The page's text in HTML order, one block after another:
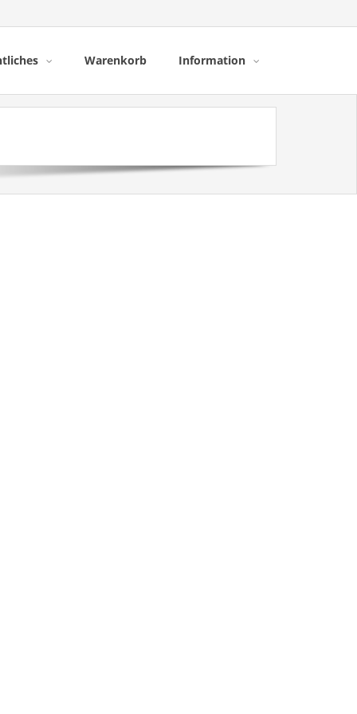
Warenkorb Information